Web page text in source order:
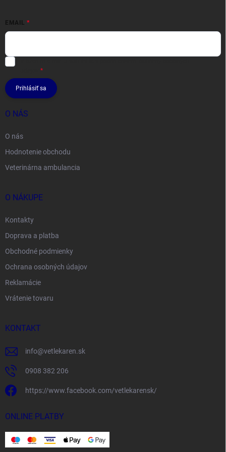
EMAIL
Prihlásiť sa
O NÁS
O nás
Hodnotenie obchodu
Veterinárna ambulancia
O NÁKUPE
Kontakty
Doprava a platba
Obchodné podmienky
Ochrana osobných údajov
Reklamácie
Vrátenie tovaru
KONTAKT
info@vetlekaren.sk
0908 382 206
https://www.facebook.com/vetlekarensk/
ONLINE PLATBY